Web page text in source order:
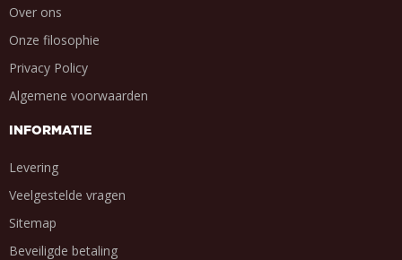
Over ons
Onze filosophie
Privacy Policy
Algemene voorwaarden
INFORMATIE
Levering
Veelgestelde vragen
Sitemap
Beveiligde betaling